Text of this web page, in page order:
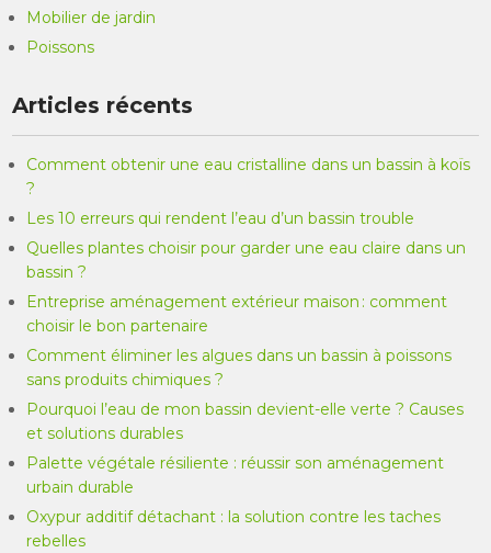
Mobilier de jardin
Poissons
Articles récents
Comment obtenir une eau cristalline dans un bassin à koïs
?
Les 10 erreurs qui rendent l’eau d’un bassin trouble
Quelles plantes choisir pour garder une eau claire dans un
bassin ?
Entreprise aménagement extérieur maison : comment
choisir le bon partenaire
Comment éliminer les algues dans un bassin à poissons
sans produits chimiques ?
Pourquoi l’eau de mon bassin devient-elle verte ? Causes
et solutions durables
Palette végétale résiliente : réussir son aménagement
urbain durable
Oxypur additif détachant : la solution contre les taches
rebelles